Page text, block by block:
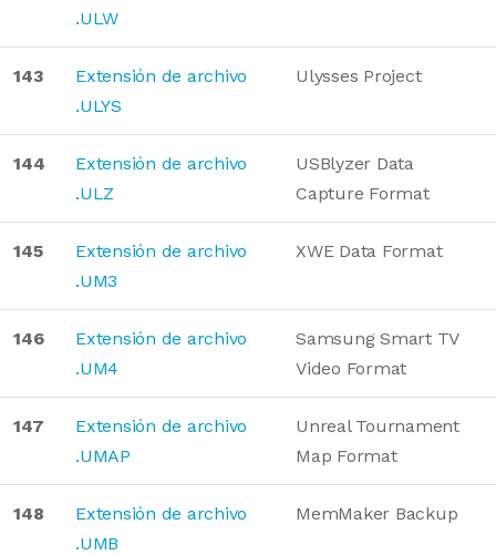
.ULW
143
Extensión de archivo
.ULYS
Ulysses Project
144
Extensión de archivo
.ULZ
USBlyzer Data
Capture Format
145
Extensión de archivo
.UM3
XWE Data Format
146
Extensión de archivo
.UM4
Samsung Smart TV
Video Format
147
Extensión de archivo
.UMAP
Unreal Tournament
Map Format
148
Extensión de archivo
.UMB
MemMaker Backup